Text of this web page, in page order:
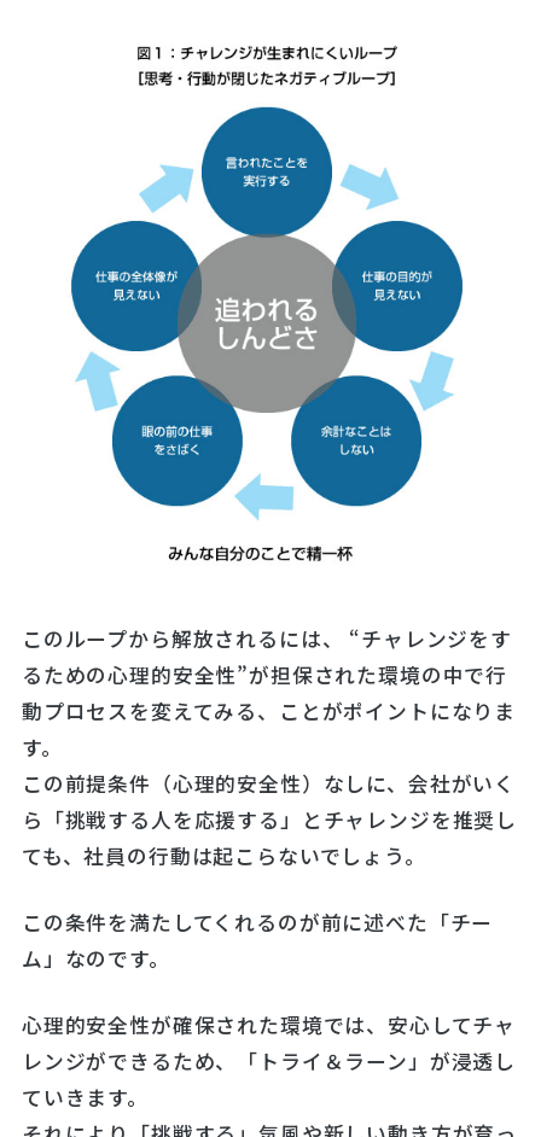
このループから解放されるには、 “チャレンジをす
るための心理的安全性”が担保された環境の中で行
動プロセスを変えてみる、ことがポイントになりま
す。
この前提条件（心理的安全性）なしに、会社がいく
ら「挑戦する人を応援する」とチャレンジを推奨し
ても、社員の行動は起こらないでしょう。
この条件を満たしてくれるのが前に述べた「チー
ム」なのです。
心理的安全性が確保された環境では、安心してチャ
レンジができるため、「トライ＆ラーン」が浸透し
ていきます。